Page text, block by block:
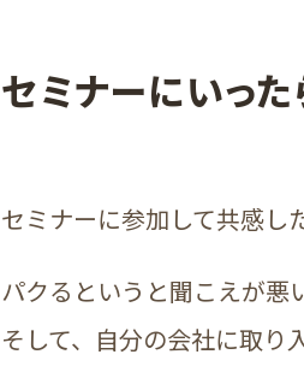
セミナーにいった
セミナーに参加して共感し
パクるというと聞こえが悪
そして、自分の会社に取り